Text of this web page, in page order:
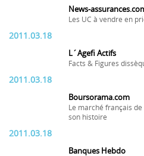
News-
Les UC à vendre en
2011.03.18
L´Agefi Actifs
Facts & Figures
2011.03.18
Boursorama.com
Le marché français
son histoire
2011.03.18
Banques Hebdo